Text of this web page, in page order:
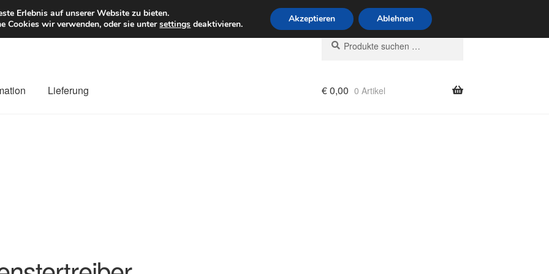
EUR Mo–Fr 9–16 Uhr · 0175 7465658
Suchen
nach:
Suchen
Lieferung €0,00 0 Artikel
Erlebnis auf unserer Website zu bieten.
Cookies wir verwenden, oder sie untersettings deaktivieren. Akzeptieren Ablehnen